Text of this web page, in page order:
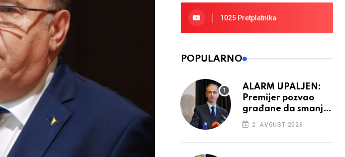
1025 Pretplatnika
POPULARNO
ALARM UPALJEN:
Premijer pozvao
građane da smanje
potrošnju struje
2. AVGUST 2026.